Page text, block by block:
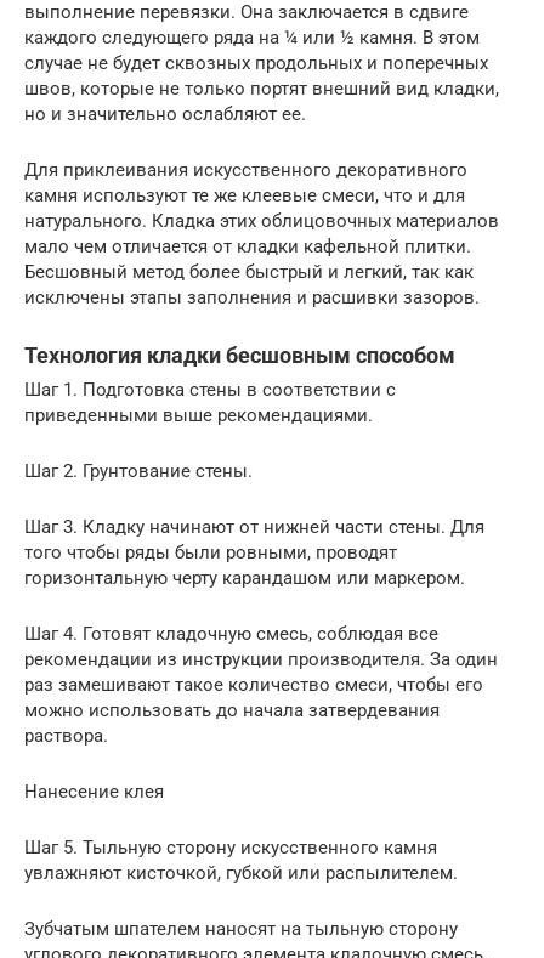
выполнение перевязки. Она заключается в сдвиге
каждого следующего ряда на ¼ или ½ камня. В этом
случае не будет сквозных продольных и поперечных
швов, которые не только портят внешний вид кладки,
но и значительно ослабляют ее.
Для приклеивания искусственного декоративного
камня используют те же клеевые смеси, что и для
натурального. Кладка этих облицовочных материалов
мало чем отличается от кладки кафельной плитки.
Бесшовный метод более быстрый и легкий, так как
исключены этапы заполнения и расшивки зазоров.
Технология кладки бесшовным способом
Шаг 1. Подготовка стены в соответствии с
приведенными выше рекомендациями.
Шаг 2. Грунтование стены.
Шаг 3. Кладку начинают от нижней части стены. Для
того чтобы ряды были ровными, проводят
горизонтальную черту карандашом или маркером.
Шаг 4. Готовят кладочную смесь, соблюдая все
рекомендации из инструкции производителя. За один
раз замешивают такое количество смеси, чтобы его
можно использовать до начала затвердевания
раствора.
Нанесение клея
Шаг 5. Тыльную сторону искусственного камня
увлажняют кисточкой, губкой или распылителем.
Зубчатым шпателем наносят на тыльную сторону